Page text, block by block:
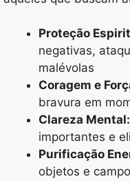
Proteção
negativas,
malévolas
Coragem e
bravura em
Clareza Mental:
importantes e
Purificação
objetos e